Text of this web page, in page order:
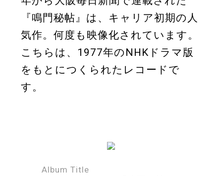
『鳴門秘帖』は、キャリア初期の人
気作。何度も映像化されています。
こちらは、1977年のNHKドラマ版
をもとにつくられたレコードで
す。
Album Title